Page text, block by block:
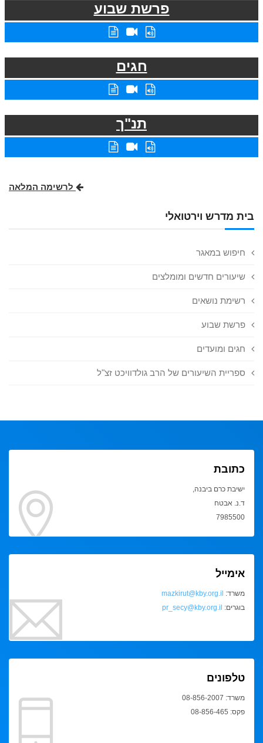
בית מדרש וירטואלי
חיפוש במאגר
שיעורים חדשים ומומלצים
רשימת נושאים
פרשת שבוע
חגים ומועדים
ספריית השיעורים של הרב גולדוויכט זצ"ל
פרשת שבוע
חגים
תנ"ך
לרשימה המלאה
כתובת
ישיבת כרם ביבנה,
ד.נ. אבטח
7985500
אימייל
משרד: mazkirut@kby.org.il
בוגרים: pr_secy@kby.org.il
טלפונים
משרד: 08-856-2007
פקס: 08-856-465